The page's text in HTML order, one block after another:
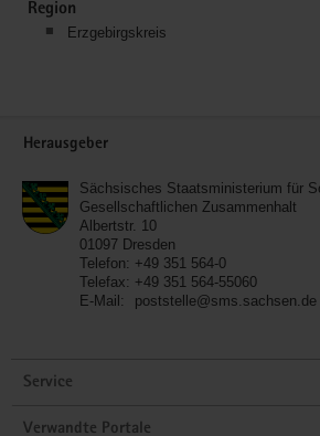
Region
Erzgebirgskreis
Herausgeber
Sächsisches Staatsministerium für
Gesellschaftlichen Zusammenhalt
Albertstr. 10
01097 Dresden
Telefon: +49 351 564-0
Telefax: +49 351 564-55060
E-Mail:
poststelle@sms.sachsen.de
Service
Verwandte Portale